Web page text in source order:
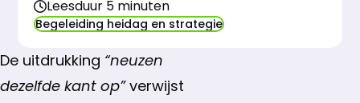
Leesduur 5 minuten
Begeleiding heidag en strategie
De uitdrukking “neuzen
dezelfde kant op”verwijst